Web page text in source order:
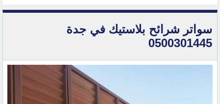
سواتر شرائح بلاستيك في جدة
0500301445